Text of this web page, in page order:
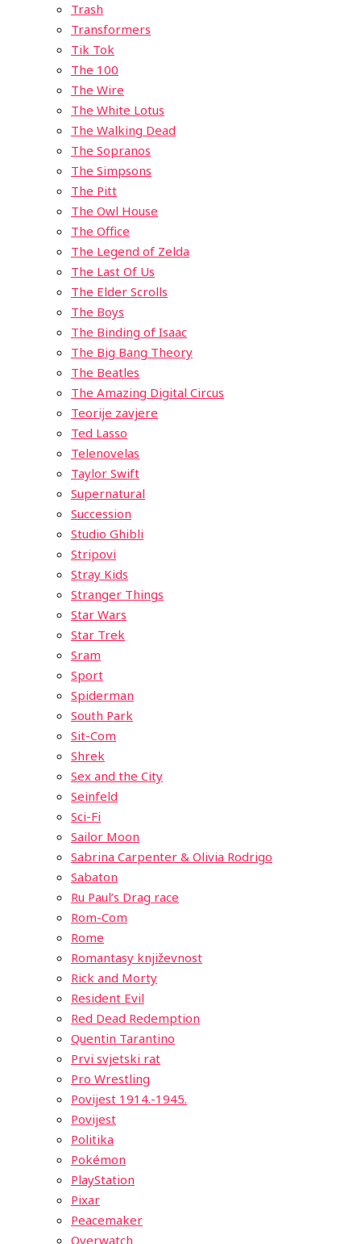
Trash
Transformers
Tik Tok
The 100
The Wire
The White Lotus
The Walking Dead
The Sopranos
The Simpsons
The Pitt
The Owl House
The Office
The Legend of Zelda
The Last Of Us
The Elder Scrolls
The Boys
The Binding of Isaac
The Big Bang Theory
The Beatles
The Amazing Digital Circus
Teorije zavjere
Ted Lasso
Telenovelas
Taylor Swift
Supernatural
Succession
Studio Ghibli
Stripovi
Stray Kids
Stranger Things
Star Wars
Star Trek
Sram
Sport
Spiderman
South Park
Sit-Com
Shrek
Sex and the City
Seinfeld
Sci-Fi
Sailor Moon
Sabrina Carpenter & Olivia Rodrigo
Sabaton
Ru Paul’s Drag race
Rom-Com
Rome
Romantasy književnost
Rick and Morty
Resident Evil
Red Dead Redemption
Quentin Tarantino
Prvi svjetski rat
Pro Wrestling
Povijest 1914.-1945.
Povijest
Politika
Pokémon
PlayStation
Pixar
Peacemaker
Overwatch